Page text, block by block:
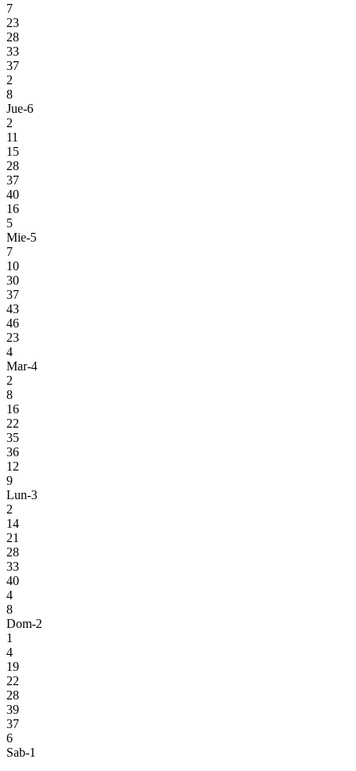
7
23
28
33
37
2
8
Jue-6
2
11
15
28
37
40
16
5
Mie-5
7
10
30
37
43
46
23
4
Mar-4
2
8
16
22
35
36
12
9
Lun-3
2
14
21
28
33
40
4
8
Dom-2
1
4
19
22
28
39
37
6
Sab-1